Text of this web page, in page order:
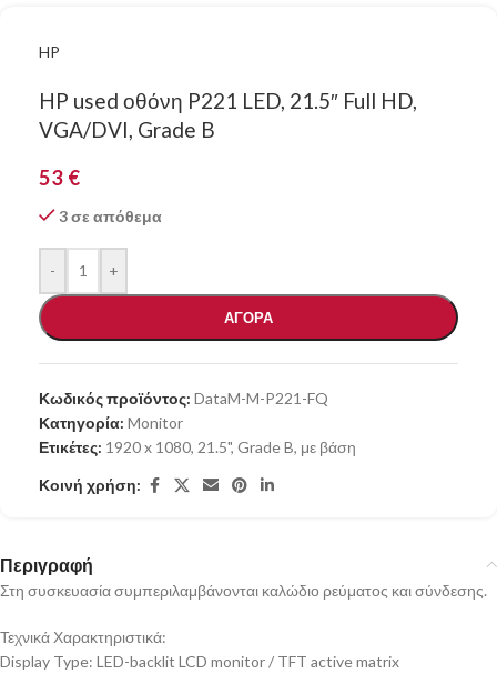
HP
HP used οθόνη P221 LED, 21.5″ Full HD,
VGA/DVI, Grade B
53 €
3 σε απόθεμα
- +
ΑΓΟΡΑ
Κωδικός προϊόντος: DataM-M-P221-FQ
Κατηγορία: Monitor
Ετικέτες: 1920 x 1080, 21.5", Grade B, με βάση
Κοινή χρήση:
Περιγραφή
Στη συσκευασία συμπεριλαμβάνονται καλώδιο ρεύματος και σύνδεσης.
Τεχνικά Χαρακτηριστικά:
Display Type: LED-backlit LCD monitor / TFT active matrix